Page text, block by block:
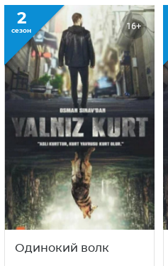
2
сезон 16+
Одинокий волк